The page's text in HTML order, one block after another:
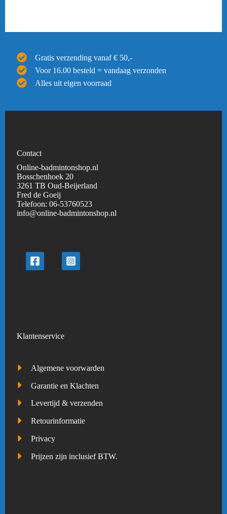
Gratis verzending vanaf € 50,-
Voor 16.00 besteld = vandaag verzonden
Alles uit eigen voorraad
Contact
Online-badmintonshop.nl
Bosschenhoek 20
3261 TB Oud-Beijerland
Fred de Goeij
Telefoon:06-53760523
info@online-badmintonshop.nl
Klantenservice
Algemene voorwarden
Garantie en Klachten
Levertijd & verzenden
Retourinformatie
Privacy
Prijzen zijn inclusief BTW.